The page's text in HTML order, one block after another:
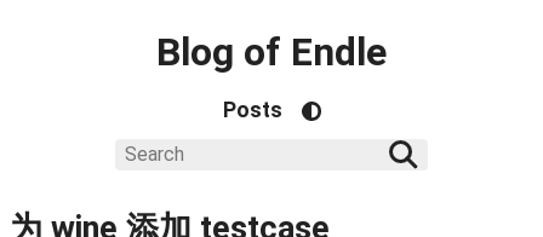
Blog of Endle
Posts
为 wine 添加 testcase